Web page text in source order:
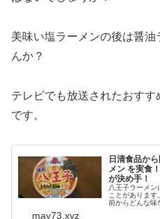
美味い塩ラーメンの後は醤
んか？
テレビでも放送されたおす
です。
日清食品か
メン を実食
が決め手！
八王子ラーメ
ことがあります
前からどんな味
may73.xyz